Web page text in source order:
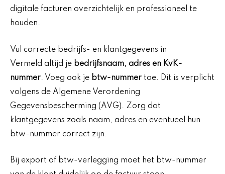
digitale facturen overzichtelijk en professioneel te
houden.
Vul correcte bedrijfs- en klantgegevens in
Vermeld altijd je bedrijfsnaam, adres en KvK-
nummer. Voeg ook je btw-nummer toe. Dit is verplicht
volgens de Algemene Verordening
Gegevensbescherming (AVG). Zorg dat
klantgegevens zoals naam, adres en eventueel hun
btw-nummer correct zijn.
Bij export of btw-verlegging moet het btw-nummer